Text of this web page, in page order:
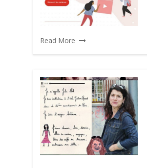
Read More